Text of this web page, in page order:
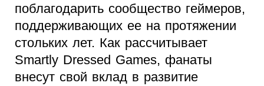
поблагодарить сообщество геймеров,
поддерживающих ее на протяжении
стольких лет. Как рассчитывает
Smartly Dressed Games, фанаты
внесут свой вклад в развитие